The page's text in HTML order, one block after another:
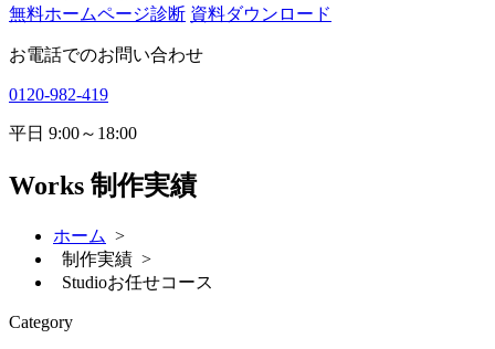
無料ホームページ診断 資料ダウンロード
お電話でのお問い合わせ
0120-982-419
平日 9:00～18:00
Works 制作実績
ホーム >
制作実績 >
Studioお任せコース
Category